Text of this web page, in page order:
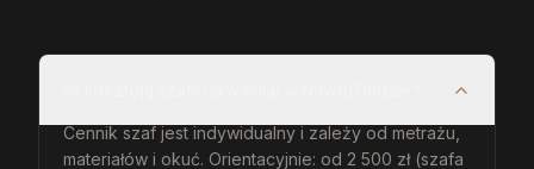
Cennik szaf jest indywidualny i zależy od metrażu,
materiałów i okuć. Orientacyjnie: od 2 500 zł (szafa